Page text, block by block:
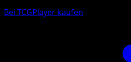
Bei TCGPlayer kaufen